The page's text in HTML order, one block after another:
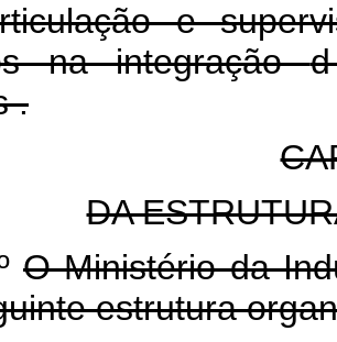
e
na integração
.
DA
O Ministério da
estrutura